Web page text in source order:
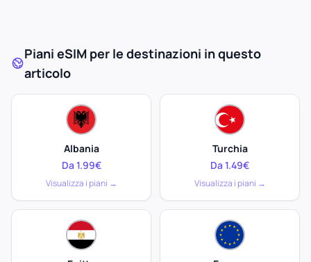
Piani eSIM per le destinazioni in questo
articolo
Albania
Da 1.99€
Visualizza i piani →
Turchia
Da 1.49€
Visualizza i piani →